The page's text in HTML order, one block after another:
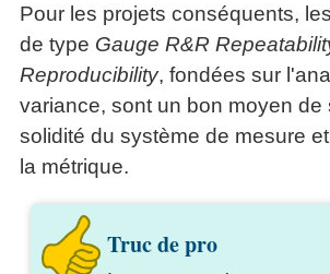
Pour les projets conséquents,
de type Gauge R&R
Reproducibility, fondées sur
variance, sont un bon moyen de
solidité du système de mesure
la métrique.
Truc de pro